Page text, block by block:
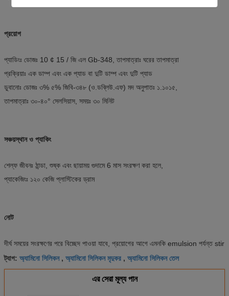
প্রয়োগ
প্যাডিংঃ ডোজঃ 10 ¢ 15 / জি এল Gb-348, তাপমাত্রাঃ ঘরের তাপমাত্রা
প্রক্রিয়াঃ এক ডাম্প এবং এক প্যাড বা দুটি ডাম্প এবং দুটি প্যাড
ডুবানোঃ ডোজঃ ৩% ৫% জিবি-৩৪৮ (ও.ডব্লিউ.এফ) মদ অনুপাতঃ ১.১০১৫,
তাপমাত্রাঃ ৩০-৪০° সেলসিয়াস, সময়ঃ ৩০ মিনিট
সঞ্চয়স্থান ও প্যাকিং
শেল্ফ জীবনঃ ঠান্ডা, শুষ্ক এবং ছায়াময় গুদামে 6 মাস সংরক্ষণ করা হলে,
প্যাকেজিংঃ ১২০ কেজি প্লাস্টিকের ড্রাম
নোট
দীর্ঘ সময়ের সংরক্ষণের পরে বিচ্ছেদ পাওয়া যাবে, প্রয়োগের আগে এমনকি emulsion পর্যন্ত stir
ট্যাগ: অ্যামিনো সিলিকন, অ্যামিনো সিলিকন মৃদুকর , অ্যামিনো সিলিকন তেল
এর সেরা মূল্য পান